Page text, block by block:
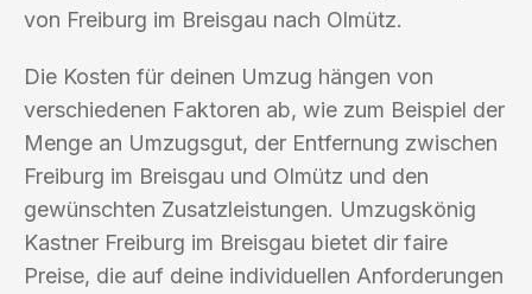
von Freiburg im Breisgau nach Olmütz.
Die Kosten für deinen Umzug hängen von
verschiedenen Faktoren ab, wie zum Beispiel der
Menge an Umzugsgut, der Entfernung zwischen
Freiburg im Breisgau und Olmütz und den
gewünschten Zusatzleistungen. Umzugskönig
Kastner Freiburg im Breisgau bietet dir faire
Preise, die auf deine individuellen Anforderungen